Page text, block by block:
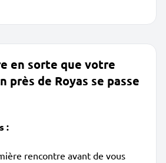
en sorte que votre
près de Royas se passe
:
rencontre avant de vous